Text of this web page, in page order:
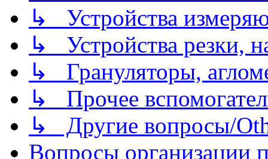
↳ Устройства
↳ Устройства резки,
↳ Грануляторы,
↳ Прочее
↳ Другие вопросы/
Вопросы организации